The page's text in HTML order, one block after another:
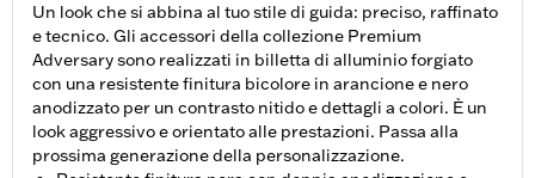
Un look che si abbina al tuo stile di guida: preciso, raffinato
e tecnico. Gli accessori della collezione Premium
Adversary sono realizzati in billetta di alluminio forgiato
con una resistente finitura bicolore in arancione e nero
anodizzato per un contrasto nitido e dettagli a colori. È un
look aggressivo e orientato alle prestazioni. Passa alla
prossima generazione della personalizzazione.